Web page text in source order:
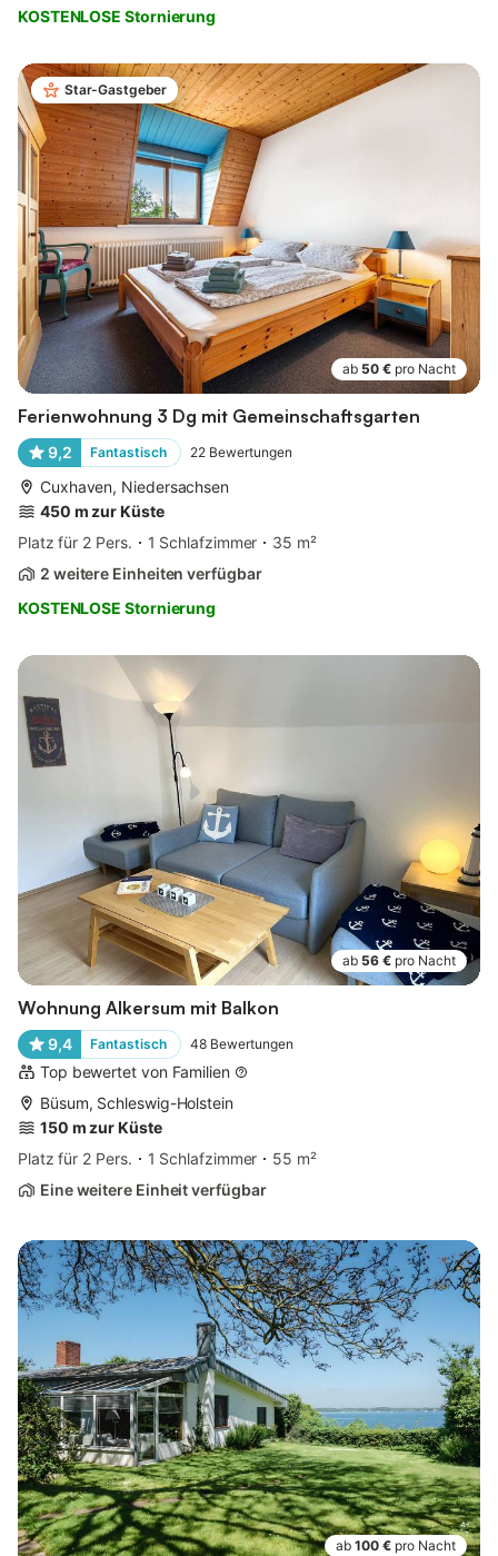
KOSTENLOSE Stornierung
Star-Gastgeber
ab 50 € pro Nacht
Ferienwohnung 3 Dg mit Gemeinschaftsgarten
9,2 Fantastisch 22 Bewertungen
Cuxhaven, Niedersachsen
450 m zur Küste
Platz für 2 Pers.
1 Schlafzimmer
35 m²
2 weitere Einheiten verfügbar
KOSTENLOSE Stornierung
ab 56 € pro Nacht
Wohnung Alkersum mit Balkon
9,4 Fantastisch 48 Bewertungen
Top bewertet von Familien
Büsum, Schleswig-Holstein
150 m zur Küste
Platz für 2 Pers.
1 Schlafzimmer
55 m²
Eine weitere Einheit verfügbar
ab 100 € pro Nacht